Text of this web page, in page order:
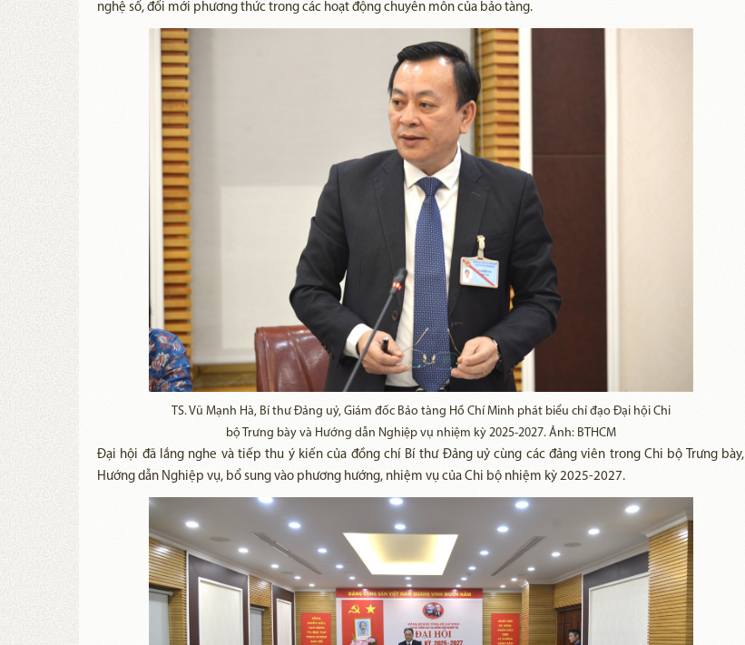
nghệ số, đổi mới phương thức trong các hoạt động chuyên môn của bảo tàng.
TS. Vũ Mạnh Hà, Bí thư Đảng uỷ, Giám đốc Bảo tàng Hồ Chí Minh phát biểu chỉ đạo Đại hội Chi
bộ Trưng bày và Hướng dẫn Nghiệp vụ nhiệm kỳ 2025-2027. Ảnh: BTHCM
Đại hội đã lắng nghe và tiếp thu ý kiến của đồng chí Bí thư Đảng uỷ cùng các đảng viên trong Chi bộ Trưng bày,
Hướng dẫn Nghiệp vụ, bổ sung vào phương hướng, nhiệm vụ của Chi bộ nhiệm kỳ 2025-2027.